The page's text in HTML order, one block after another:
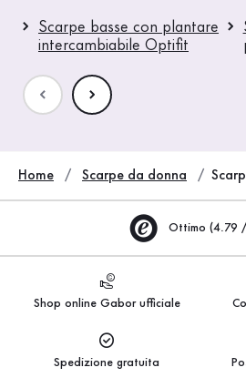
Scarpe basse con plantare
intercambiabile Optifit
Home Scarpe da donna
Ottimo (4.79
Shop online Gabor ufficiale
Spedizione gratuita